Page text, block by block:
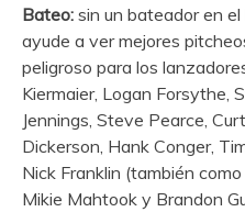
Bateo: sin un bateador en
ayude a ver mejores
peligroso para los
Kiermaier, Logan Forsythe,
Jennings, Steve Pearce,
Dickerson, Hank Conger,
Nick Franklin (también
Mikie Mahtook y Brandon